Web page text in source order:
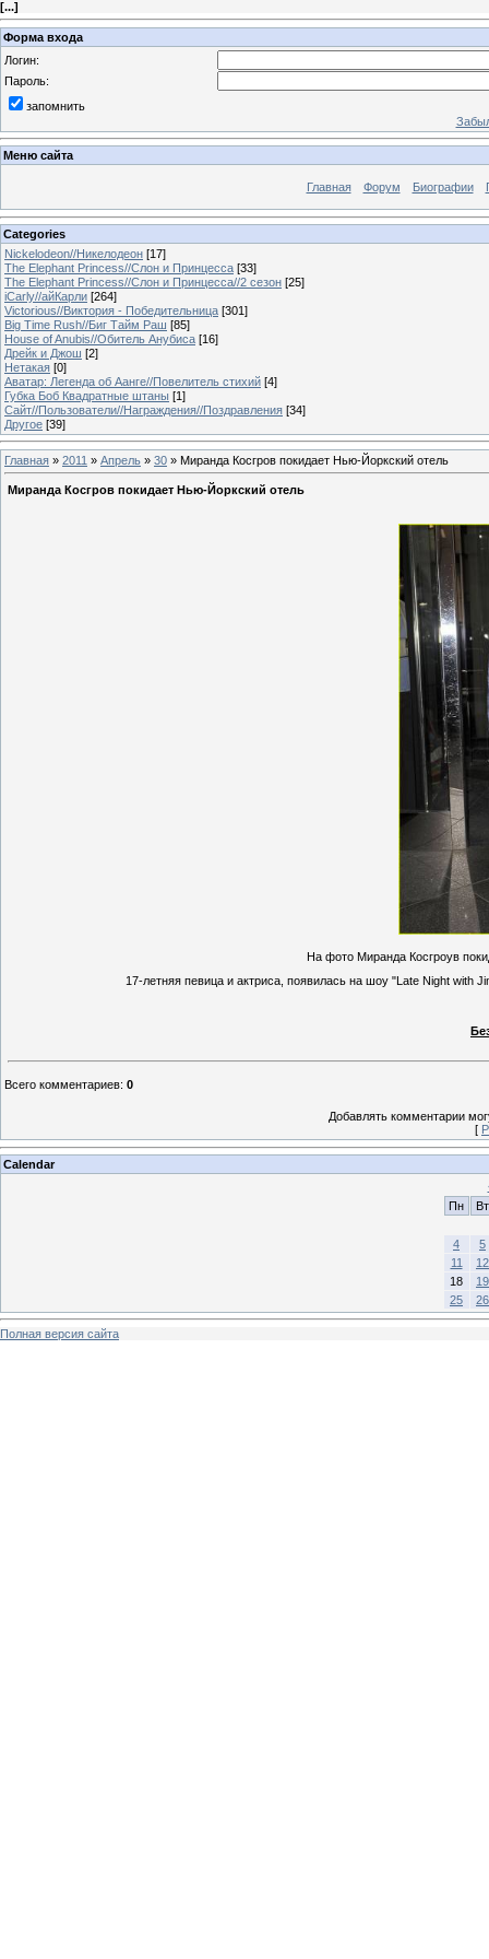
[...]
Форма входа
Логин:
Пароль:
запомнить
Меню сайта
Главная Форум Биографии
Categories
Nickelodeon//Никелодеон [17]
The Elephant Princess//Слон и Принцесса [33]
The Elephant Princess//Слон и Принцесса//2 сезон [25]
iCarly//айКарли [264]
Victorious//Виктория - Победительница [301]
Big Time Rush//Биг Тайм Раш [85]
House of Anubis//Обитель Анубиса [16]
Дрейк и Джош [2]
Нетакая [0]
Аватар: Легенда об Аанге//Повелитель стихий [4]
Губка Боб Квадратные штаны [1]
Сайт//Пользователи//Награждения//Поздравления [34]
Другое [39]
Главная » 2011 » Апрель » 30 » Миранда Косгров покидает Нью-Йоркский отель
Миранда Косгров покидает Нью-Йоркский отель
На фото Миранда Косгроув
17-летняя певица и актриса, появилась на шоу "Late Night with
Всего комментариев: 0
Добавлять комментарии
[
Calendar
Пн
Вт
4
5
11
12
18
19
25
26
Полная версия сайта